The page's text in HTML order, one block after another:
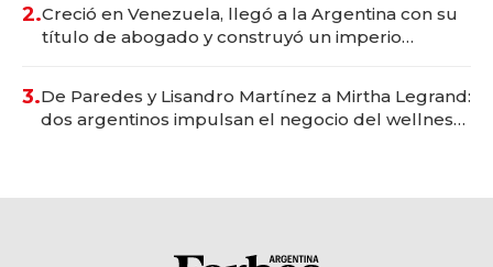
2.Creció en Venezuela, llegó a la Argentina con su
título de abogado y construyó un imperio
3.De Paredes y Lisandro Martínez a Mirtha Legrand:
dos argentinos impulsan el negocio del wellness